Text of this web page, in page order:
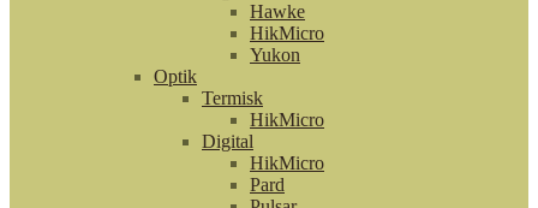
Hawke
HikMicro
Yukon
Optik
Termisk
HikMicro
Digital
HikMicro
Pard